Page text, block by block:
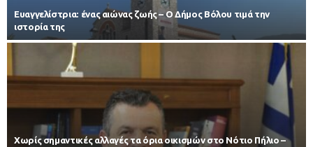
Ευαγγελίστρια: ένας αιώνας ζωής – Ο Δήμος Βόλου τιμά την
ιστορία της
Χωρίς σημαντικές αλλαγές τα όρια οικισμών στο Νότιο Πήλιο –